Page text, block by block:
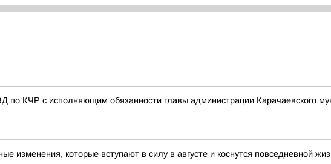
по КЧР с исполняющим обязанности главы администрации Карачаевского
изменения, которые вступают в силу в августе и коснутся повседневной